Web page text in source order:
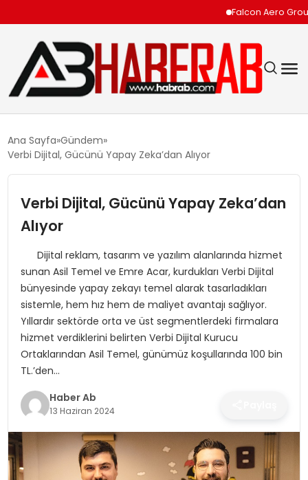
Falcon Aero Group,
SIYASET
TEKNOLOJI
SPOR
SAĞLIK
MAGAZIN
Ana Sayfa Gündem
Verbi Dijital, Gücünü Yapay Zeka’dan Alıyor
Verbi Dijital, Gücünü Yapay Zeka’dan
Alıyor
Dijital reklam, tasarım ve yazılım alanlarında hizmet
sunan Asil Temel ve Emre Acar, kurdukları Verbi Dijital
bünyesinde yapay zekayı temel alarak tasarladıkları
sistemle, hem hız hem de maliyet avantajı sağlıyor.
Yıllardır sektörde orta ve üst segmentlerdeki firmalara
hizmet verdiklerini belirten Verbi Dijital Kurucu
Ortaklarından Asil Temel, günümüz koşullarında 100 bin
TL.’den…
Haber Ab
13 Haziran 2024